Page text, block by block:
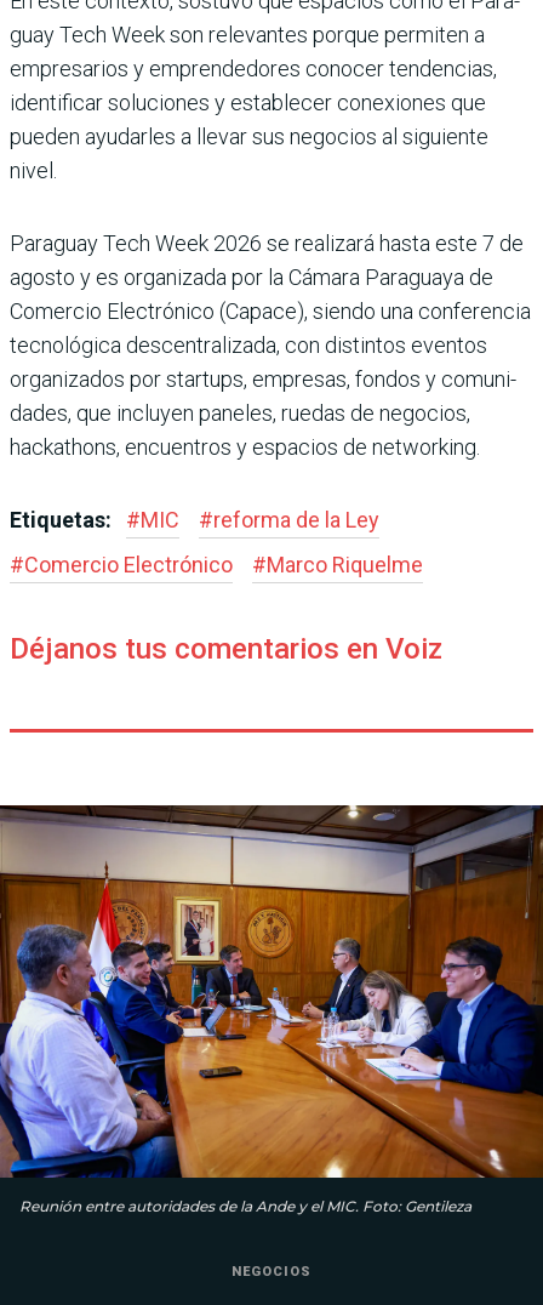
guay Tech Week son rele­vantes porque permiten a
empresarios y emprendedo­res conocer tendencias,
iden­tificar soluciones y establecer conexiones que
pueden ayu­darles a llevar sus negocios al siguiente
nivel.
Paraguay Tech Week 2026 se realizará hasta este 7 de
agosto y es organizada por la Cámara Paraguaya de
Comercio Electrónico (Capace), siendo una confe­rencia
tecnológica descentra­lizada, con distintos eventos
organizados por startups, empresas, fondos y comuni­
dades, que incluyen paneles, ruedas de negocios,
hacka­thons, encuentros y espacios de networking.
Etiquetas: #MIC #reforma de la Ley
#Comercio Electrónico #Marco Riquelme
Déjanos tus comentarios en Voiz
Reunión entre autoridades de la Ande y el MIC. Foto: Gentileza
NEGOCIOS